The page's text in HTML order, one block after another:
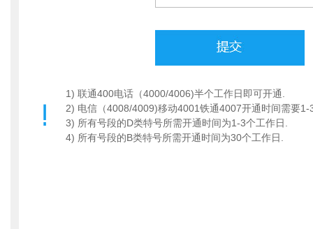
1) 联通400电话（4000/4006)半个工作日即可开通.
2) 电信（4008/4009)移动4001铁通4007开通时间需要1-
3) 所有号段的D类特号所需开通时间为1-3个工作日.
4) 所有号段的B类特号所需开通时间为30个工作日.